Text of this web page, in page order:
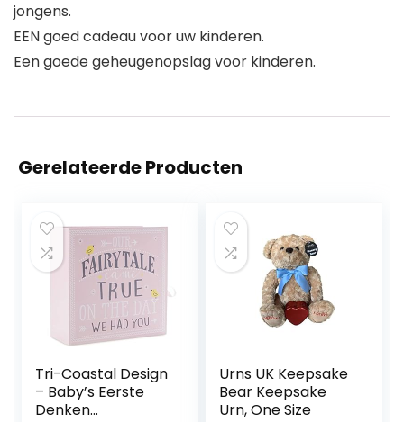
jongens.
EEN goed cadeau voor uw kinderen.
Een goede geheugenopslag voor kinderen.
Gerelateerde Producten
Tri-Coastal Design
– Baby’s Eerste
Denken
Urns UK Keepsake
Bear Keepsake
Urn, One Size